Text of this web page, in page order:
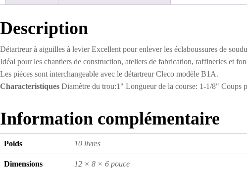
Description
Détartreur à aiguilles à levier Excellent pour enlever les éclaboussures de
Idéal pour les chantiers de construction, ateliers de fabrication, raffineries et
Les pièces sont interchangeable avec le détartreur Cleco modèle B1A.
Characteristiques Diamètre du trou:1" Longueur de la course: 1-1/8"
Information complémentaire
Poids 10 livres
Dimensions 12 × 8 × 6 pouce